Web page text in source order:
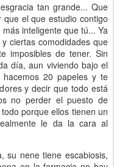
tan grande... Que
el que estudio contigo
inteligente que tú... Ya
ciertas comodidades que
imposibles de tener. Sin
día, aun viviendo bajo el
20 papeles y te
y decir que todo está
no perder el puesto de
porque ellos tienen un
le da la cara al
su nene tiene escabiosis,